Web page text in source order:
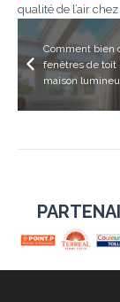
qualité de l’air chez
Comment bien
fenêtres de toit
maison